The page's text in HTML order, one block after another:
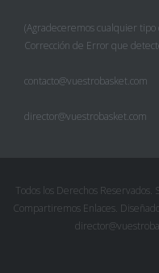
(Agradeceremos cualquier
Corrección de Error que
contacto@vuestrobasket.com
director@vuestrobasket.com
Todos los Derechos Reservados.
Compartiremos Enlaces.